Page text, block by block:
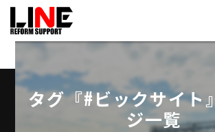
タグ『#ビックサイト
ジ一覧